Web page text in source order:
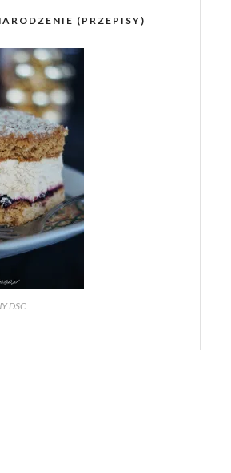
(PRZEPISY)
DSC